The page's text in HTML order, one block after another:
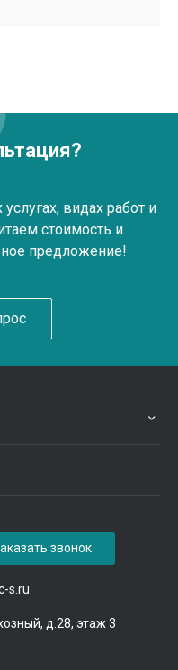
видах работ и
стоимость и
предложение!
s.ru
д.28, этаж 3
звонок